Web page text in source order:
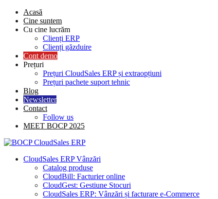
Skip
content
Acasă
Cine suntem
Cu cine lucrăm
Clienți ERP
Clienți găzduire
Cont demo
Prețuri
Prețuri CloudSales ERP și extraopțiuni
Prețuri pachete suport tehnic
Blog
Newsletter
Contact
Follow us
MEET BOCP 2025
CloudSales ERP Vânzări
Catalog produse
CloudBill: Facturier online
CloudGest: Gestiune Stocuri
CloudSales ERP: Vânzări și facturare e-Commerce